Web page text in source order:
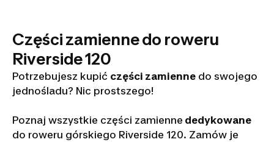
Części zamienne do roweru
Riverside 120
Potrzebujesz kupić części zamienne do swojego
jednośladu? Nic prostszego!
Poznaj wszystkie części zamienne dedykowane
do roweru górskiego Riverside 120. Zamów je